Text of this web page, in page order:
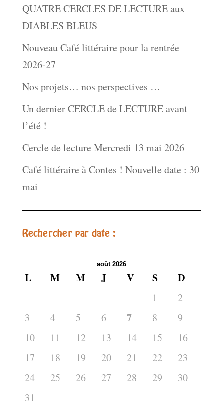
QUATRE CERCLES DE LECTURE aux
DIABLES BLEUS
Nouveau Café littéraire pour la rentrée
2026-27
Nos projets… nos perspectives …
Un dernier CERCLE de LECTURE avant
l’été !
Cercle de lecture Mercredi 13 mai 2026
Café littéraire à Contes ! Nouvelle date : 30
mai
Rechercher par date :
août 2026
L M M J V S D
1
2
3
4 5 6 7 8
9
10
11 12 13 14 15
16
17
18 19 20 21 22
23
24
25 26 27 28 29
30
31